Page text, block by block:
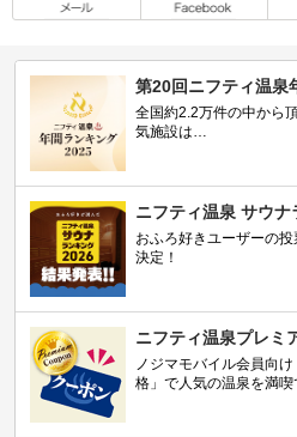
第20回ニフティ温泉
全国約2.2万件の中から
気施設は…
ニフティ温泉 サウ
おふろ好きユーザーの
決定！
ニフティ温泉プレミ
ノジマモバイル会員向
格」で人気の温泉を満喫